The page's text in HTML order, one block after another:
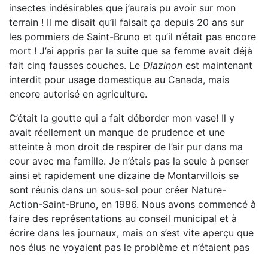
insectes indésirables que j’aurais pu avoir sur mon
terrain ! Il me disait qu’il faisait ça depuis 20 ans sur
les pommiers de Saint-Bruno et qu’il n’était pas encore
mort ! J’ai appris par la suite que sa femme avait déjà
fait cinq fausses couches. Le Diazinon est maintenant
interdit pour usage domestique au Canada, mais
encore autorisé en agriculture.
C’était la goutte qui a fait déborder mon vase! Il y
avait réellement un manque de prudence et une
atteinte à mon droit de respirer de l’air pur dans ma
cour avec ma famille. Je n’étais pas la seule à penser
ainsi et rapidement une dizaine de Montarvillois se
sont réunis dans un sous-sol pour créer Nature-
Action-Saint-Bruno, en 1986. Nous avons commencé à
faire des représentations au conseil municipal et à
écrire dans les journaux, mais on s’est vite aperçu que
nos élus ne voyaient pas le problème et n’étaient pas